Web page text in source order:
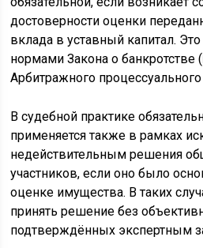
достоверности оценки
вклада в уставный капитал.
нормами Закона о
Арбитражного
В судебной практике
применяется также в рамках
недействительным решения
участников, если оно было
оценке имущества. В таких
принять решение без
подтверждённых экспертным